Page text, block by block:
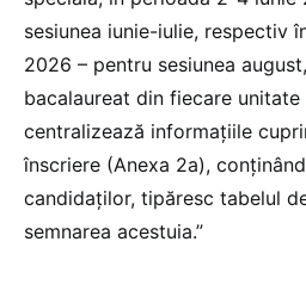
sesiunea iunie-iulie, respectiv
2026 – pentru sesiunea
bacalaureat din fiecare
centralizează informațiile
înscriere (Anexa 2a),
candidaților, tipăresc tabelul
semnarea acestuia.”